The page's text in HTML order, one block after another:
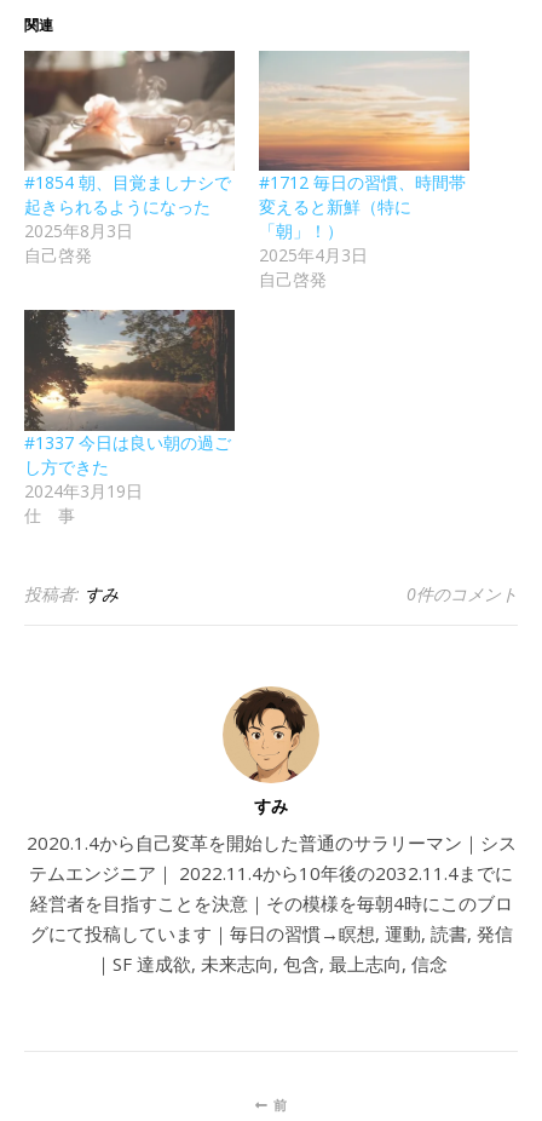
関連
#1854 朝、目覚ましナシで
起きられるようになった
2025年8月3日
自己啓発
#1712 毎日の習慣、時間帯
変えると新鮮（特に
「朝」！）
2025年4月3日
自己啓発
#1337 今日は良い朝の過ご
し方できた
2024年3月19日
仕 事
投稿者: すみ 0件のコメント
すみ
2020.1.4から自己変革を開始した普通のサラリーマン｜シス
テムエンジニア｜ 2022.11.4から10年後の2032.11.4までに
経営者を目指すことを決意｜その模様を毎朝4時にこのブロ
グにて投稿しています｜毎日の習慣→瞑想, 運動, 読書, 発信
｜SF 達成欲, 未来志向, 包含, 最上志向, 信念
前